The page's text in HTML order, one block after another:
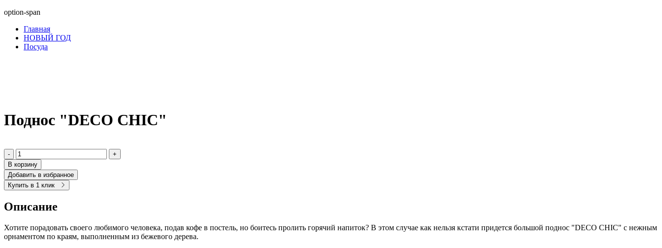
option-span
Главная
НОВЫЙ ГОД
Посуда
Поднос "DECO CHIC"
-
+
В корзину
Добавить в избранное
Купить в 1 клик
Описание
Хотите порадовать своего любимого человека, подав кофе в постель, но боитесь пролить горячий напиток? В этом случае как нельзя кстати придется большой поднос "DECO CHIC" с нежным
орнаментом по краям, выполненным из бежевого дерева.